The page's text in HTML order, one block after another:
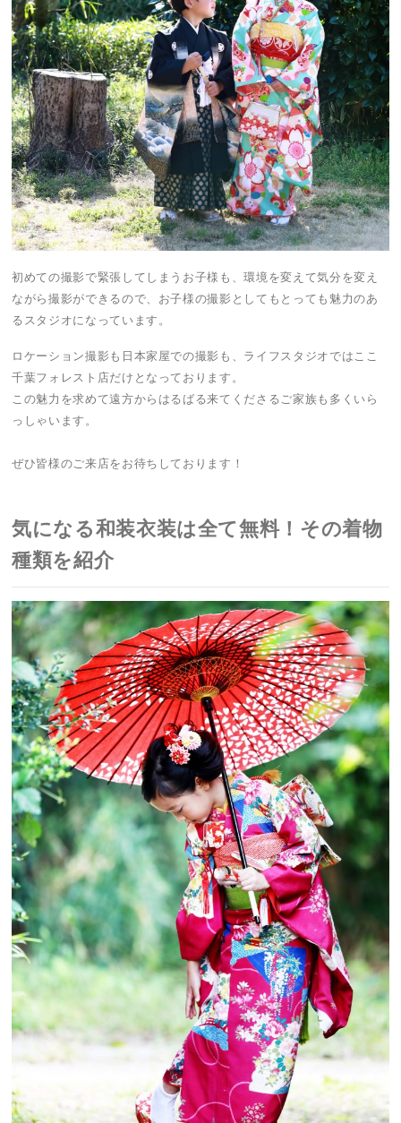
初めての撮影で緊張してしまうお子様も、環境を変えて気分を変え
ながら撮影ができるので、お子様の撮影としてもとっても魅力のあ
るスタジオになっています。
ロケーション撮影も日本家屋での撮影も、ライフスタジオではここ
千葉フォレスト店だけとなっております。
この魅力を求めて遠方からはるばる来てくださるご家族も多くいら
っしゃいます。
ぜひ皆様のご来店をお待ちしております！
気になる和装衣装は全て無料！その着物
種類を紹介